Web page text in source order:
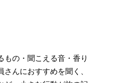
もの・聞こえる音・香り
んにおすすめを聞く、